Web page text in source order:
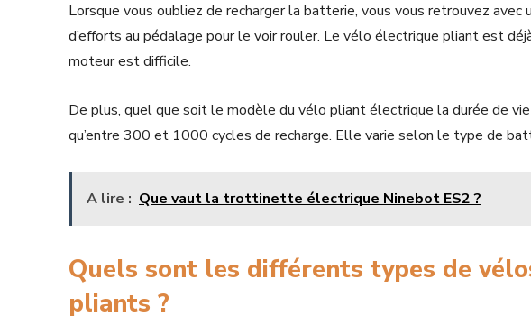
Lorsque vous oubliez de recharger la batterie, vous vous retrouvez avec
d’efforts au pédalage pour le voir rouler. Le vélo électrique pliant est
moteur est difficile.
De plus, quel que soit le modèle du vélo pliant électrique la durée de
qu’entre 300 et 1000 cycles de recharge. Elle varie selon le type de
A lire : Que vaut la trottinette électrique Ninebot ES2 ?
Quels sont les différents types de
pliants ?